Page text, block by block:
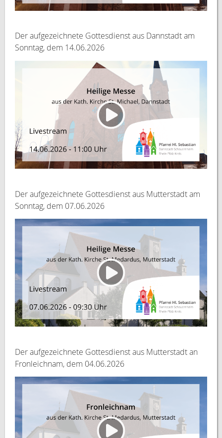
Der aufgezeichnete Gottesdienst aus Dannstadt am
Sonntag, dem 14.06.2026
Der aufgezeichnete Gottesdienst aus Mutterstadt am
Sonntag, dem 07.06.2026
Der aufgezeichnete Gottesdienst aus Mutterstadt an
Fronleichnam, dem 04.06.2026